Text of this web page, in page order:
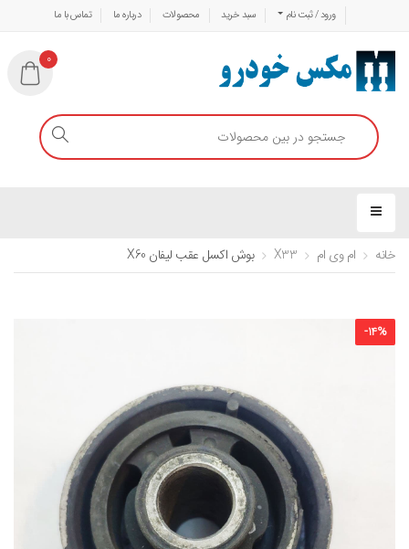
ورود / ثبت نام سبد خرید محصولات درباره ما تماس با ما
0
خانه ام وی ام X33 بوش اکسل عقب لیفان X60
-14%